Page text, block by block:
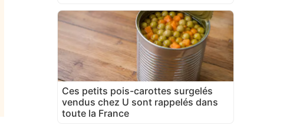
Ces petits pois-carottes surgelés
vendus chez U sont rappelés dans
toute la France